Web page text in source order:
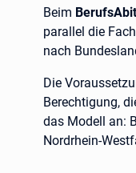
Beim
parallel die
nach
Die
Berechtigung,
das Modell an:
Nordrhein-